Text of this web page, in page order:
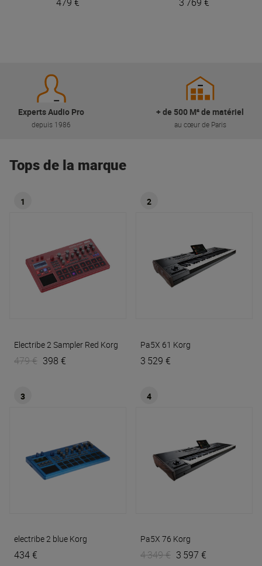
Experts Audio Pro
depuis 1986
+ de 500 M² de matériel
au cœur de Paris
Tops de la marque
1
Electribe 2 Sampler Red Korg
479 € 398 €
2
Pa5X 61 Korg
3 529 €
3
electribe 2 blue Korg
434 €
4
Pa5X 76 Korg
4 349 € 3 597 €